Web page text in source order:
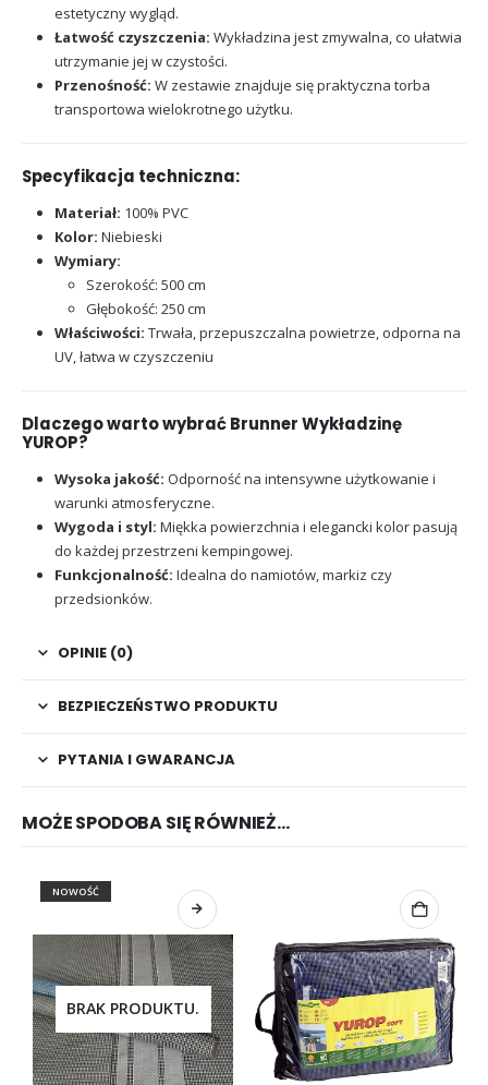
estetyczny wygląd.
Łatwość czyszczenia: Wykładzina jest zmywalna, co ułatwia
utrzymanie jej w czystości.
Przenośność: W zestawie znajduje się praktyczna torba
transportowa wielokrotnego użytku.
Specyfikacja techniczna:
Materiał: 100% PVC
Kolor: Niebieski
Wymiary:
Szerokość: 500 cm
Głębokość: 250 cm
Właściwości: Trwała, przepuszczalna powietrze, odporna na
UV, łatwa w czyszczeniu
Dlaczego warto wybrać Brunner Wykładzinę
YUROP?
Wysoka jakość: Odporność na intensywne użytkowanie i
warunki atmosferyczne.
Wygoda i styl: Miękka powierzchnia i elegancki kolor pasują
do każdej przestrzeni kempingowej.
Funkcjonalność: Idealna do namiotów, markiz czy
przedsionków.
OPINIE (0)
BEZPIECZEŃSTWO PRODUKTU
PYTANIA I GWARANCJA
MOŻE SPODOBA SIĘ RÓWNIEŻ…
NOWOŚĆ
BRAK PRODUKTU.